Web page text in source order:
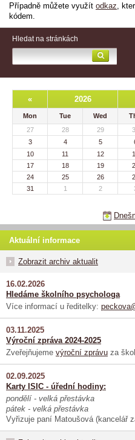
Případně můžete využít odkaz ,
kódem.
Hledat na stránkách
« 2026
Mon Tue Wed
27
28 29
3
4 5
10
11 12
17
18 19
24
25 26
31
1 2
Aktuální informace
Zobrazit archiv aktualit
16.02.2026
Hledáme školního psychologa
Více informací u ředitelky:
03.11.2025
Výroční zpráva 2024-2025
Zveřejňujeme výroční zprávu za
02.09.2025
Karty ISIC - úřední hodiny:
pondělí - velká přestávka
pátek - velká přestávka
Vyřizuje paní Matoušová (kancelář